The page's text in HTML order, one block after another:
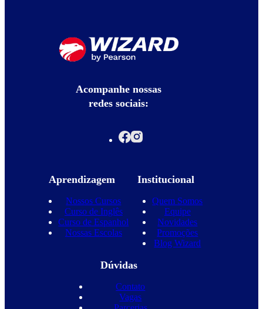
Acompanhe nossas
redes sociais:
Aprendizagem
Nossos Cursos
Curso de Inglês
Curso de Espanhol
Nossas Escolas
Institucional
Quem Somos
Equipe
Novidades
Promoções
Blog Wizard
Dúvidas
Contato
Vagas